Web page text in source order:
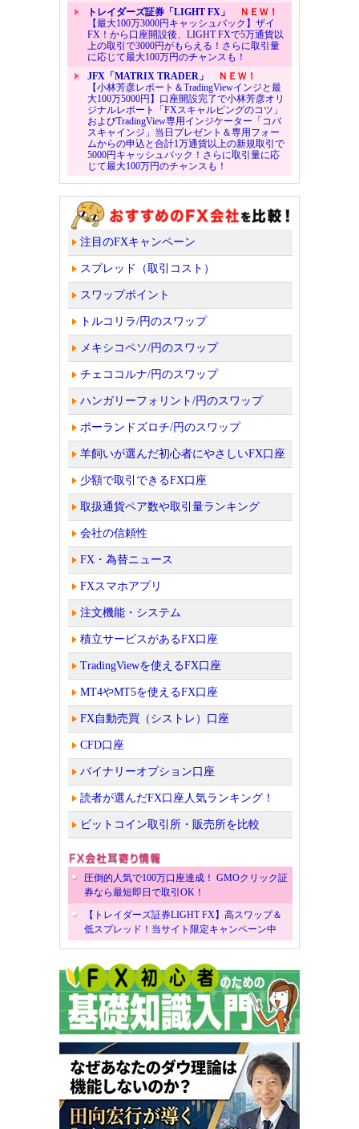
トレイダーズ証券「LIGHT FX」
ＮＥＷ！
【最大100万3000円キャッシュバック】ザイ
FX！から口座開設後、LIGHT FXで5万通貨以
上の取引で3000円がもらえる！さらに取引量
に応じて最大100万円のチャンスも！
JFX「MATRIX TRADER」
ＮＥＷ！
【小林芳彦レポート＆TradingViewインジと最
大100万5000円】口座開設完了で小林芳彦オリ
ジナルレポート「FXスキャルピングのコツ」
およびTradingView専用インジケーター「コバ
スキャインジ」当日プレゼント＆専用フォー
ムからの申込と合計1万通貨以上の新規取引で
5000円キャッシュバック！さらに取引量に応
じて最大100万円のチャンスも！
注目のFXキャンペーン
スプレッド（取引コスト）
スワップポイント
トルコリラ/円のスワップ
メキシコペソ/円のスワップ
チェココルナ/円のスワップ
ハンガリーフォリント/円のスワップ
ポーランドズロチ/円のスワップ
羊飼いが選んだ初心者にやさしいFX口座
少額で取引できるFX口座
取扱通貨ペア数や取引量ランキング
会社の信頼性
FX・為替ニュース
FXスマホアプリ
注文機能・システム
積立サービスがあるFX口座
TradingViewを使えるFX口座
MT4やMT5を使えるFX口座
FX自動売買（シストレ）口座
CFD口座
バイナリーオプション口座
読者が選んだFX口座人気ランキング！
ビットコイン取引所・販売所を比較
圧倒的人気で100万口座達成！ GMOクリック証
券なら最短即日で取引OK！
【トレイダーズ証券LIGHT FX】高スワップ＆
低スプレッド！当サイト限定キャンペーン中